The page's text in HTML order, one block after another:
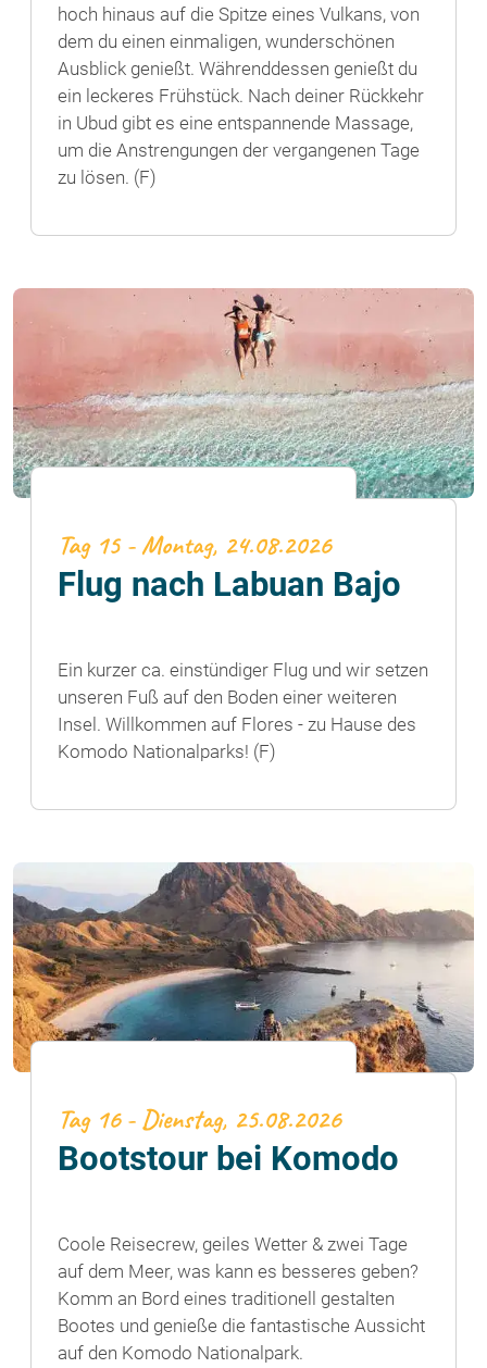
hoch hinaus auf die Spitze eines Vulkans, von
dem du einen einmaligen, wunderschönen
Ausblick genießt. Währenddessen genießt du
ein leckeres Frühstück. Nach deiner Rückkehr
in Ubud gibt es eine entspannende Massage,
um die Anstrengungen der vergangenen Tage
zu lösen. (F)
Tag 15 - Montag, 24.08.2026
Flug nach Labuan Bajo
Ein kurzer ca. einstündiger Flug und wir setzen
unseren Fuß auf den Boden einer weiteren
Insel. Willkommen auf Flores - zu Hause des
Komodo Nationalparks! (F)
Tag 16 - Dienstag, 25.08.2026
Bootstour bei Komodo
Coole Reisecrew, geiles Wetter & zwei Tage
auf dem Meer, was kann es besseres geben?
Komm an Bord eines traditionell gestalten
Bootes und genieße die fantastische Aussicht
auf den Komodo Nationalpark.